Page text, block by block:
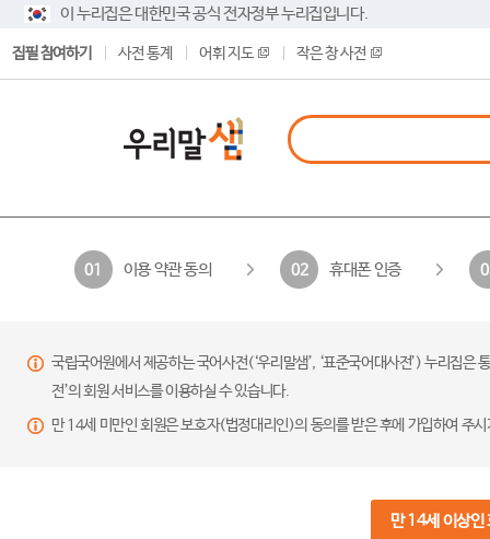
이 누리집은 대한민국 공식 전자정부 누리집입니다.
집필 참여하기 사전 통계 어휘 지도 작은 창 사전
01 이용 약관 동의 02 휴대폰 인증
국립국어원에서 제공하는 국어사전(‘우리말샘’, ‘표준국어대사전’) 누리집
전’의 회원 서비스를 이용하실 수 있습니다.
만 14세 미만인 회원은 보호자(법정대리인)의 동의를 받은 후에 가입하여 주
만 14세 이상인